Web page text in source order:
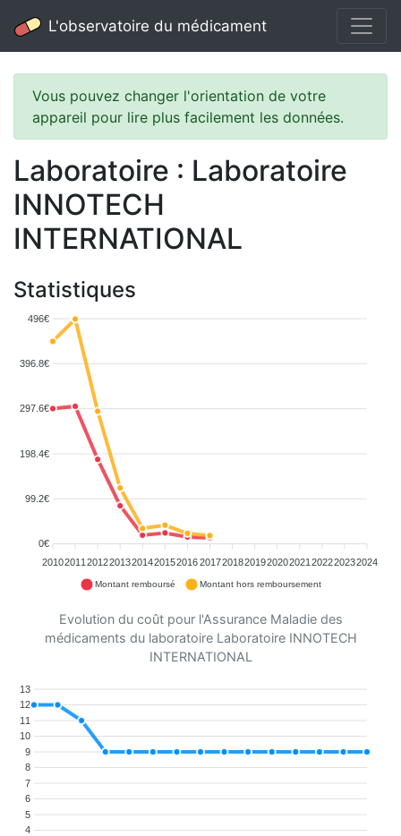
L'observatoire du médicament
Vous pouvez changer l'orientation de votre
appareil pour lire plus facilement les données.
Laboratoire : Laboratoire
INNOTECH
INTERNATIONAL
Statistiques
496€
396.8€
297.6€
198.4€
99.2€
0€
20102011 2012201320142015201620172018201920202021 202220232024
Montant remboursé Montant hors remboursement
Evolution du coût pour l'Assurance Maladie des
médicaments du laboratoire Laboratoire INNOTECH
INTERNATIONAL
13
12
11
10
9
8
7
6
5
4